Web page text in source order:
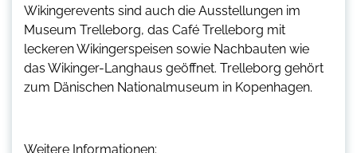
Wikingerevents sind auch die Ausstellungen im
Museum Trelleborg, das Café Trelleborg mit
leckeren Wikingerspeisen sowie Nachbauten wie
das Wikinger-Langhaus geöffnet. Trelleborg gehört
zum Dänischen Nationalmuseum in Kopenhagen.
Weitere Informationen: